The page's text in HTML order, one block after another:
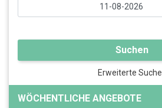
Suchen
Erweiterte Suche
WÖCHENTLICHE ANGEBOTE